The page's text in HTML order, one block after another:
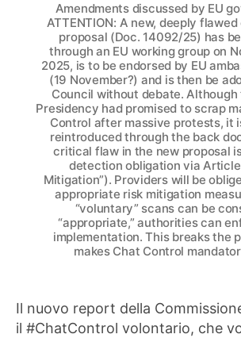
Amendments discussed by EU
ATTENTION: A new, deeply
proposal (Doc. 14092/25) has
through an EU working group on
2025, is to be endorsed by EU
(19 November?) and is then be
Council without debate. Although
Presidency had promised to scrap
Control after massive protests, it
reintroduced through the back
critical flaw in the new proposal
detection obligation via Article
Mitigation”). Providers will be
appropriate risk mitigation
“voluntary” scans can be
“appropriate,” authorities can
implementation. This breaks the
makes Chat Control
Il nuovo report della
il #ChatControl volontario, che